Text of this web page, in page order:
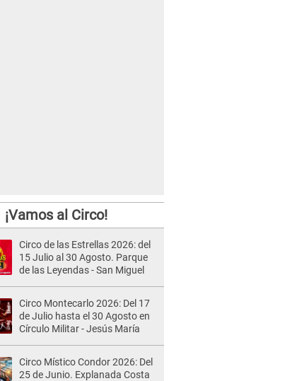
¡Vamos al Circo!
Circo de las Estrellas 2026: del
15 Julio al 30 Agosto. Parque
de las Leyendas - San Miguel
Circo Montecarlo 2026: Del 17
de Julio hasta el 30 Agosto en
Círculo Militar - Jesús María
Circo Místico Condor 2026: Del
25 de Junio. Explanada Costa